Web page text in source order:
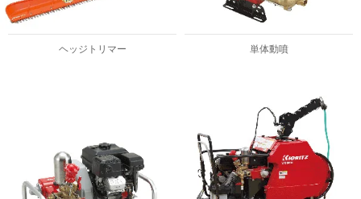
ヘッジトリマー 単体動噴